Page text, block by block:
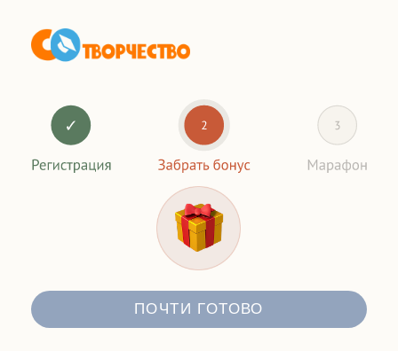
ПОЧТИ ГОТОВО
один шаг—
забрать бонус